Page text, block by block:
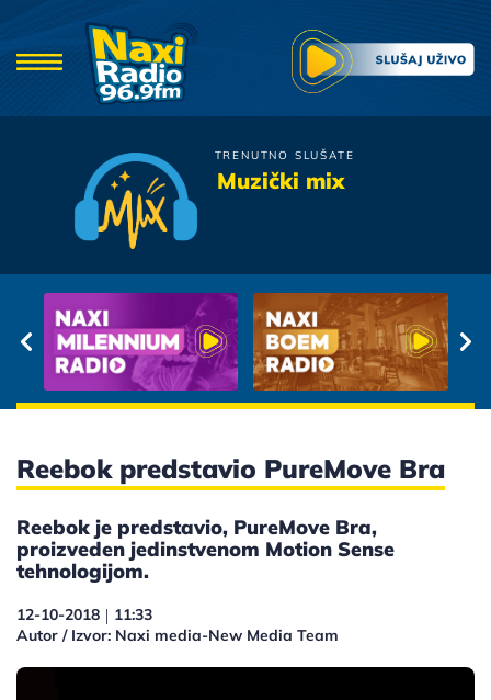
TRENUTNO SLUŠATE
Muzički mixBijelo Dugme
Reebok predstavio PureMove Bra
Reebok je predstavio, PureMove Bra,
proizveden jedinstvenom Motion Sense
tehnologijom.
12-10-2018 | 11:33
Autor / Izvor: Naxi media-New Media Team